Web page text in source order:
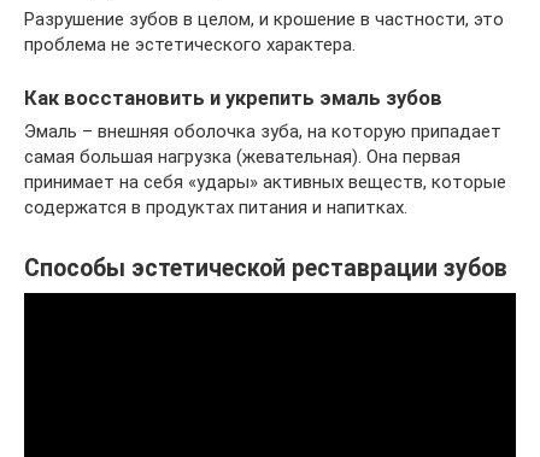
Разрушение зубов в целом, и крошение в частности, это
проблема не эстетического характера.
Как восстановить и укрепить эмаль зубов
Эмаль – внешняя оболочка зуба, на которую припадает
самая большая нагрузка (жевательная). Она первая
принимает на себя «удары» активных веществ, которые
содержатся в продуктах питания и напитках.
Способы эстетической реставрации зубов